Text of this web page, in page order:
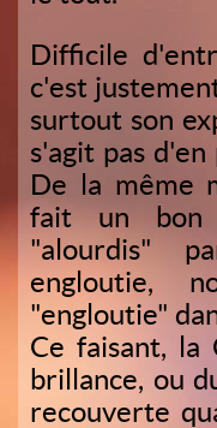
Difficile
c'est
surtout son
s'agit pas
De la même
fait un bon
"alourdis"
engloutie,
"engloutie"
Ce faisant, la
brillance, ou
recouverte